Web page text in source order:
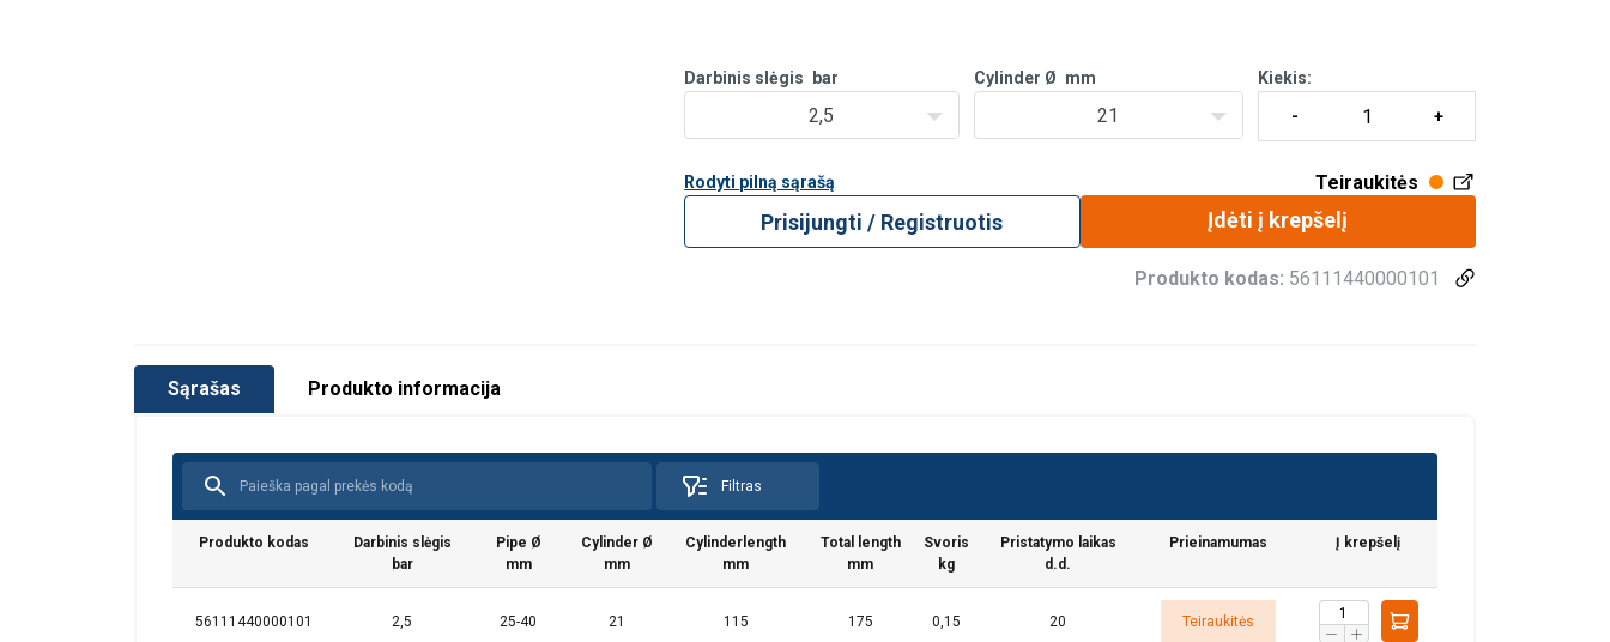
Darbinis slėgis bar
2,5
Cylinder Ø mm
21
Kiekis:
Rodyti pilną sąrašą Teiraukitės
Prisijungti / Registruotis Įdėti į krepšelį
Produkto kodas: 56111440000101
Sąrašas Produkto informacija
Filtras
Produkto kodas
Darbinis slėgis
bar
Pipe Ø
mm
Cylinder Ø
mm
Cylinderlength
mm
Total length
mm
Svoris
kg
Pristatymo laikas
d.d.
Prieinamumas Į krepšelį
56111440000101 2,5 25-40 21 115 175 0,15 20 Teiraukitės